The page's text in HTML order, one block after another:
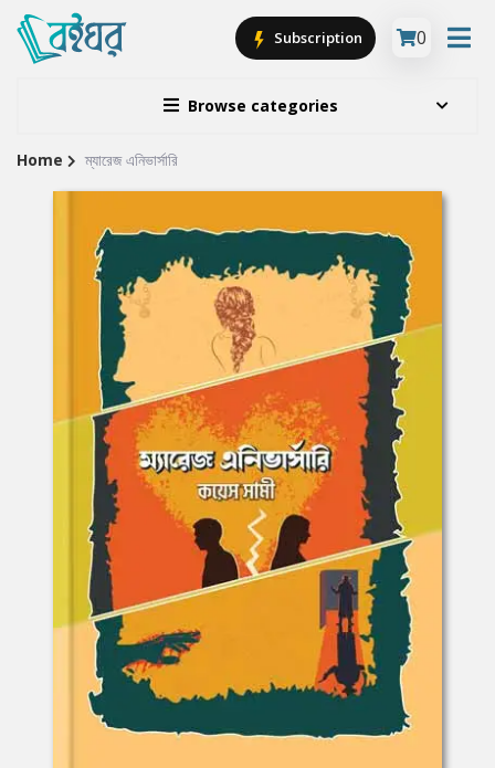
Browse categories
Subscription 0
Site
Breadcrumb
Home ম্যারেজ এনিভার্সারি